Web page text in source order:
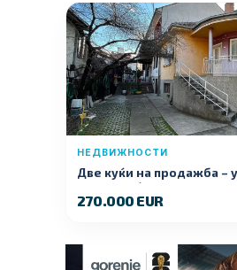
НЕДВИЖНОСТИ
Две куќи на продажба –
Ноември (Наспроти
270.000 EUR